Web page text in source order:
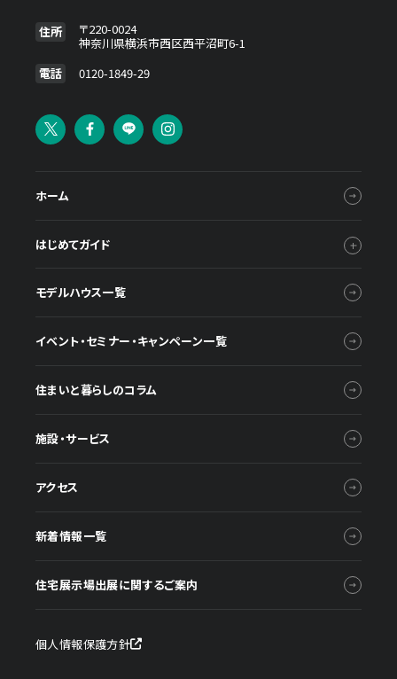
住所
〒220-0024
神奈川県横浜市西区西平沼町6-1
電話
0120-1849-29
ホーム
はじめてガイド
モデルハウス一覧
イベント・セミナー・キャンペーン一覧
住まいと暮らしのコラム
施設・サービス
アクセス
新着情報一覧
住宅展示場出展に関するご案内
個人情報保護方針